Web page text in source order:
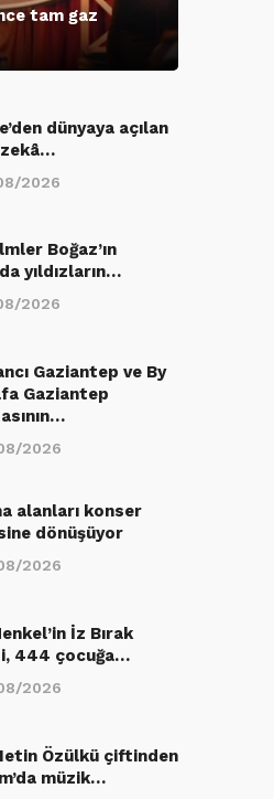
tam gaz
dünyaya açılan
2026
Boğaz’ın
yıldızların…
2026
Gaziantep ve By
Gaziantep
2026
alanları konser
dönüşüyor
2026
İz Bırak
444 çocuğa…
2026
Özülkü çiftinden
müzik…